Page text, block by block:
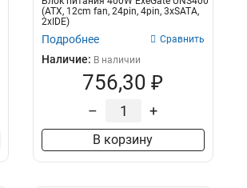
(ATX, 12cm fan, 24pin, 4pin, 3xSATA,
2xIDE)
Подробнее Сравнить
Наличие: В наличии
756,30 ₽
– +
В корзину